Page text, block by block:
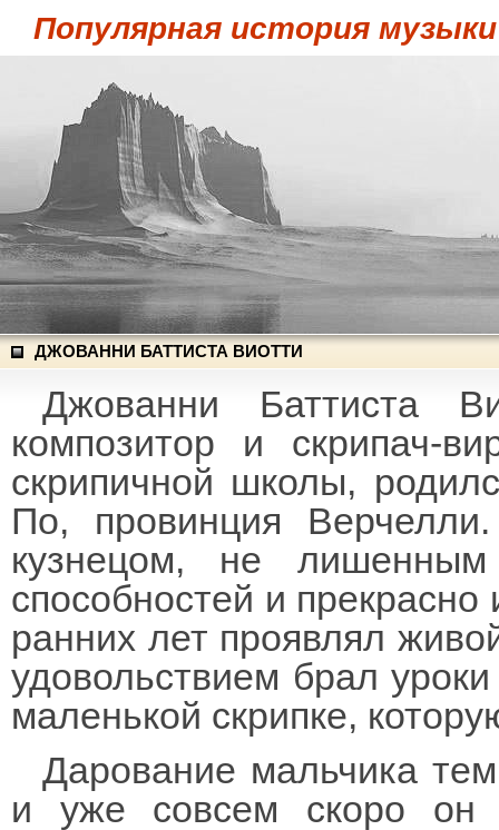
Популярная история музыки
ДЖОВАННИ БАТТИСТА ВИОТТИ
Джованни Баттиста
композитор и скрипач-
скрипичной школы,
По, провинция
кузнецом, не
способностей и
ранних лет проявлял
удовольствием брал
маленькой скрипке,
Дарование мальчика
и уже совсем скоро он